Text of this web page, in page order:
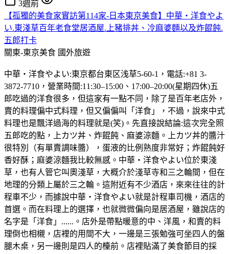
3週前
【孤獨的美食家實訪第114家-日本東京美食】中華・洋食やよ
い.東淺草百年老食堂居酒屋.上豬排丼、冷麻婆麵以及炸餛飩.
五郎打卡
關東-東京美食 國外旅遊
中華・洋食やよい:東京都台東区浅草5-60-1，電話:+81 3-
3872-7710，營業時間:11:30–15:00、17:00–20:00(星期四休)五
郎吃過的洋食很多，但這家有一點不同，除了是百年老店外，
賣的料理偏中式料理，但又偏偏叫「洋食」，不過，說來中式
料理也是飄洋過海的料理就是(笑)。先直接說結論:這次完全照
五郎吃的點，上カツ丼、炸餛飩、麻婆涼麵。上カツ丼的醬汁
很特別（有單賣調味醬），蛋液的比例熟度非常好；炸餛飩好
香好酥；麻婆涼麵我比較無感。中華・洋食やよい位於東淺
草，也有人管它叫奧淺草，大概介於淺草寺和三之輪間，但在
地理的分類上屬於三之輪。這附近有不少酒店，來來往往的計
程車不少，而據說中華・洋食やよい就是計程車司機，酒店的
首選。而在料理上的選擇，也就微微偏向是居酒屋，雖說店的
名字是「洋食」......。店外是帶點暖意的中、洋風，和賣的料
理倒也相櫬，店裡的用間不大，一邊是三張勉強可坐四人的盤
腿木桌，另一邊則是四人的檯前。店裡貼滿了美食節目的採